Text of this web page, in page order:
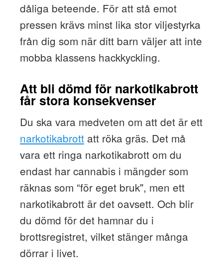
dåliga beteende. För att stå emot
pressen krävs minst lika stor viljestyrka
från dig som när ditt barn väljer att inte
mobba klassens hackkyckling.
Att bli dömd för narkotikabrott
får stora konsekvenser
Du ska vara medveten om att det är ett
narkotikabrottatt röka gräs. Det må
vara ett ringa narkotikabrott om du
endast har cannabis i mängder som
räknas som “för eget bruk", men ett
narkotikabrott är det oavsett. Och blir
du dömd för det hamnar du i
brottsregistret, vilket stänger många
dörrar i livet.